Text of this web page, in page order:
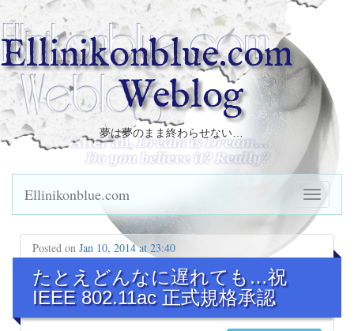
Ellinikonblue.com
Weblog
夢は夢のまま終わらせない…
Ellinikonblue.com
Posted on Jan 10, 2014 at 23:40
たとえどんなに遅れても…祝
IEEE 802.11ac 正式規格承認